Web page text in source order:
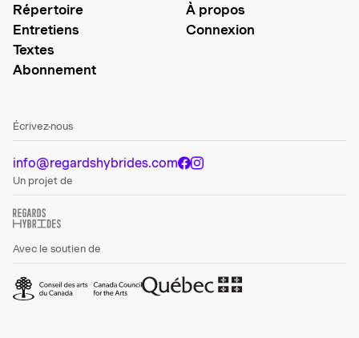
Répertoire
Entretiens
Textes
Abonnement
À propos
Connexion
Écrivez-nous
info@regardshybrides.com
Un projet de
Avec le soutien de